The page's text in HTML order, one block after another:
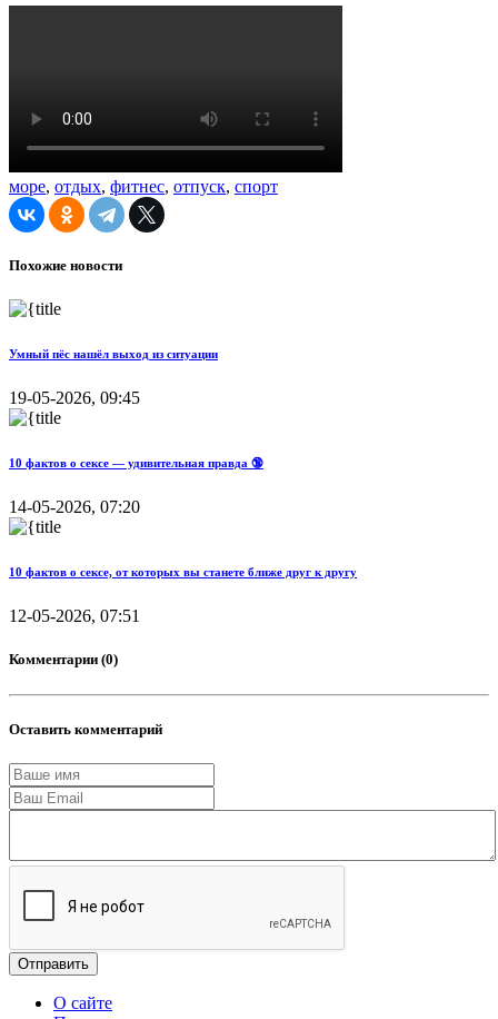
море, отдых, фитнес, отпуск, спорт
Похожие новости
Умный пёс нашёл выход из ситуации
19-05-2026, 09:45
10 фактов о сексе — удивительная правда 🔞
14-05-2026, 07:20
10 фактов о сексе, от которых вы станете ближе друг к другу
12-05-2026, 07:51
Комментарии (0)
Оставить комментарий
Отправить
О сайте